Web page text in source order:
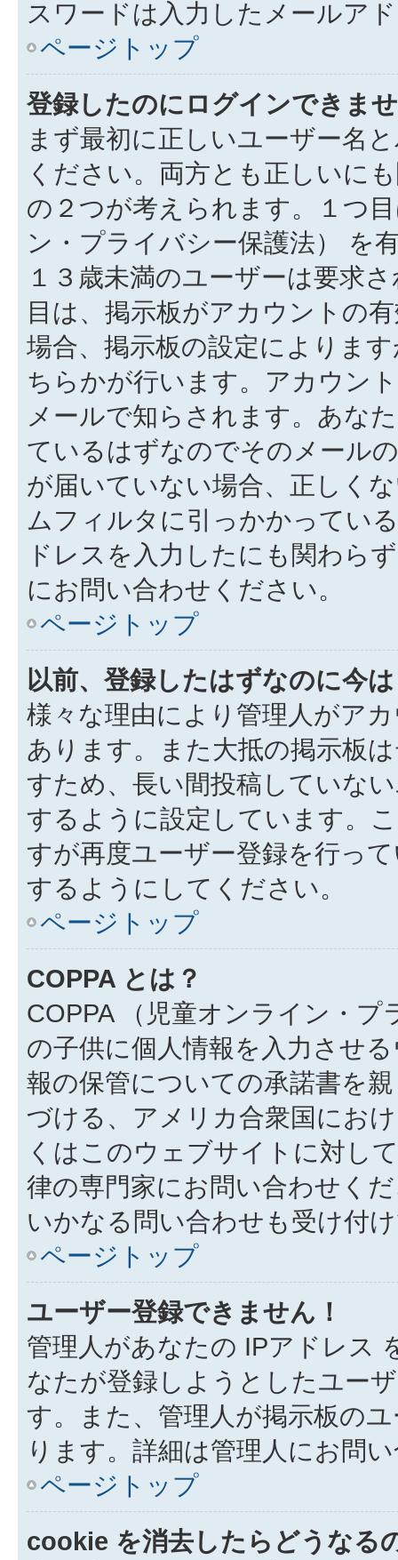
スワードは入力したメールア
ページトップ
登録したのにログインできま
まず最初に正しいユーザー名
ください。両方とも正しいに
の２つが考えられます。１つ
ン・プライバシー保護法） を
１３歳未満のユーザーは要求
目は、掲示板がアカウントの
場合、掲示板の設定によりま
ちらかが行います。アカウン
メールで知らされます。あな
ているはずなのでそのメール
が届いていない場合、正しく
ムフィルタに引っかかってい
ドレスを入力したにも関わら
にお問い合わせください。
ページトップ
以前、登録したはずなのに今
様々な理由により管理人がア
あります。また大抵の掲示板
すため、長い間投稿していな
するように設定しています。
すが再度ユーザー登録を行っ
するようにしてください。
ページトップ
COPPA とは？
COPPA （児童オンライン・
の子供に個人情報を入力させ
報の保管についての承諾書を
づける、アメリカ合衆国にお
くはこのウェブサイトに対し
律の専門家にお問い合わせく
いかなる問い合わせも受け付
ページトップ
ユーザー登録できません！
管理人があなたの IPアドレス
なたが登録しようとしたユー
す。また、管理人が掲示板の
ります。詳細は管理人にお問
ページトップ
cookie を消去したらどうなる